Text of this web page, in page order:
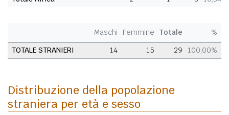
Maschi Femmine Totale
%
TOTALE STRANIERI
14 15 29 100,00%
Distribuzione della popolazione
straniera per età e sesso